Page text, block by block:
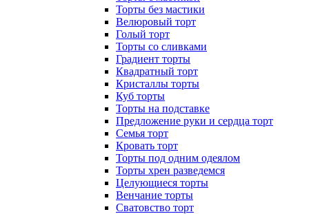
Торты без мастики
Велюровый торт
Голый торт
Торты со сливками
Градиент торты
Квадратный торт
Кристаллы торты
Куб торты
Торты на подставке
Предложение руки и сердца торт
Семья торт
Кровать торт
Торты под одним одеялом
Торты хрен разведемся
Целующиеся торты
Венчание торты
Сватовство торт